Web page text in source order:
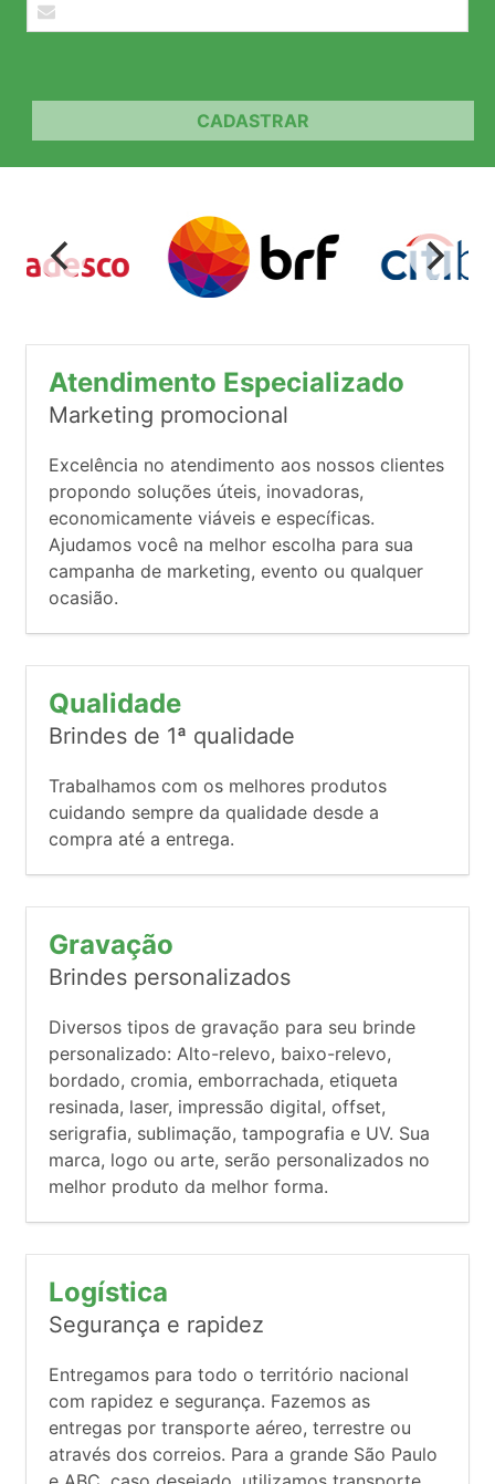
CADASTRAR
Atendimento Especializado
Marketing promocional
Excelência no atendimento aos nossos clientes
propondo soluções úteis, inovadoras,
economicamente viáveis e específicas.
Ajudamos você na melhor escolha para sua
campanha de marketing, evento ou qualquer
ocasião.
Qualidade
Brindes de 1ª qualidade
Trabalhamos com os melhores produtos
cuidando sempre da qualidade desde a
compra até a entrega.
Gravação
Brindes personalizados
Diversos tipos de gravação para seu brinde
personalizado: Alto-relevo, baixo-relevo,
bordado, cromia, emborrachada, etiqueta
resinada, laser, impressão digital, offset,
serigrafia, sublimação, tampografia e UV. Sua
marca, logo ou arte, serão personalizados no
melhor produto da melhor forma.
Logística
Segurança e rapidez
Entregamos para todo o território nacional
com rapidez e segurança. Fazemos as
entregas por transporte aéreo, terrestre ou
através dos correios. Para a grande São Paulo